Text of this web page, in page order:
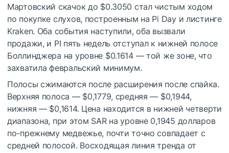
Мартовский скачок до $0.3050 стал чистым ходом
по покупке слухов, построенным на Pi Day и листинге
Kraken. Оба события наступили, оба вызвали
продажи, и PI пять недель отступал к нижней полосе
Боллинджера на уровне $0.1614 — той же зоне, что
захватила февральский минимум.
Полосы сжимаются после расширения после спайка.
Верхняя полоса — $0,1779, средняя — $0,1944,
нижняя — $0,1614. Цена находится в нижней четверти
диапазона, при этом SAR на уровне 0,1945 долларов
по-прежнему медвежье, почти точно совпадает с
средней полосой. Восходящая линия тренда от